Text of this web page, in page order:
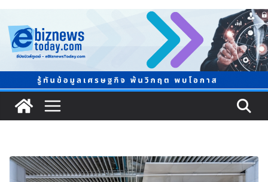
ข้อมูลเชิงพื้นที่” เล็งวัดผลได้ภายใน 1 ปี
จับตาการตลาดบุหรี่ไฟฟ้าผ่านโลกโซเซียล
ชวนโหวต “People’s Choice Awards” ดันผู้บริโภคร่วม
ตัดสินสุดยอดบริษัทอสังหาฯ และเอเจนต์ที่ชื่นชอบแห่งปี
2026
ยิ่งใหญ่ Thailand e-Commerce Expo 2026 ผนึกกว่า 50
พันธมิตร ปั้นผู้ประกอบการไทยสู่ตลาดโลก คาดเงินสะพัด
กว่า 300 ล้านบาท